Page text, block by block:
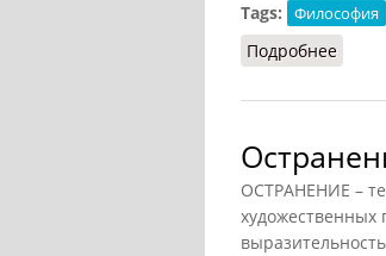
Tags:
Философия
Подробнее
ОСТРАНЕНИЕ –
художественных